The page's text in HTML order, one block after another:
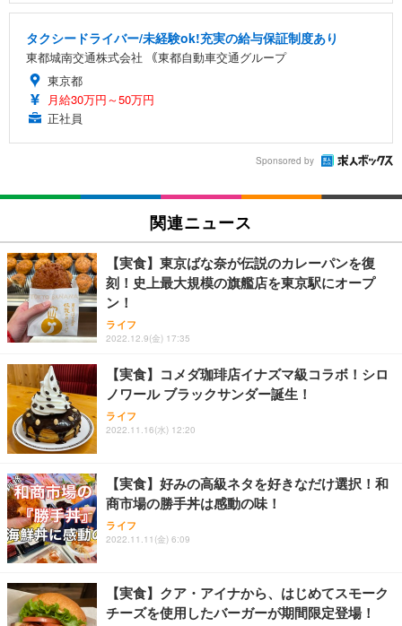
タクシードライバー/未経験ok!充実の給与保証制度あり
東都城南交通株式会社 ｟東都自動車交通グループ
東京都
月給30万円～50万円
正社員
Sponsored by
関連ニュース
【実食】東京ばな奈が伝説のカレーパンを復
刻！史上最大規模の旗艦店を東京駅にオープ
ン！
ライフ
2022.12.9(金) 17:35
【実食】コメダ珈琲店イナズマ級コラボ！シロ
ノワール ブラックサンダー誕生！
ライフ
2022.11.16(水) 12:20
【実食】好みの高級ネタを好きなだけ選択！和
商市場の勝手丼は感動の味！
ライフ
2022.11.11(金) 6:09
【実食】クア・アイナから、はじめてスモーク
チーズを使用したバーガーが期間限定登場！